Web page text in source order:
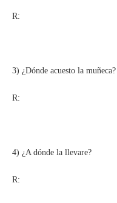
R:
3) ¿Dónde acuesto la muñeca?
R:
4) ¿A dónde la llevare?
R: